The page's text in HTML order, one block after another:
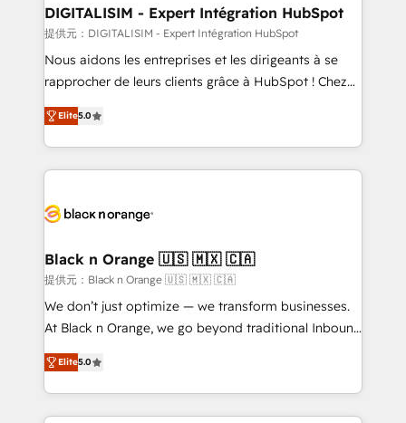
dedicated to HubSpot and with an experienced
team (50+), we work with reputable companies in
B2B sectors such as manufacturing, SaaS and
business services. We prepare a customized
impact of your digital transformation, including a
detailed financial rationale with a focus on ROI and
embark on a transformational journey that sets your
business up for long-term success. Unlock your
business. If not now, when?
DIGITALISIM - Expert Intégration HubSpot
提供元：DIGITALISIM - Expert Intégration HubSpot
Nous aidons les entreprises et les dirigeants à se
rapprocher de leurs clients grâce à HubSpot ! Chez
DIGITALISIM, nous avons l'intime conviction que la
réussite des entreprises passe par l’innovation web,
le marketing digital, et la relation client ! C'est
pourquoi, nos experts sont à la fois capables de
référencement, votre stratégie digitale et le pilotage
projet HubSpot avec DIGITALISIM : 🧽 Nettoyage,
migration et intégration des bases de données. 🚀
Développement des interfaces avec vos logiciels
métiers ⚙️ Configuration de la plateforme HubSpot
Book Process & Guidelines utilisateurs 🎓
Formations des utilisateurs
Elite5.0
Black n Orange 🇺🇸 🇲🇽 🇨🇦
提供元：Black n Orange 🇺🇸 🇲🇽 🇨🇦
We don’t just optimize — we transform businesses.
At Black n Orange, we go beyond traditional Inbound
Marketing with our exclusive methodologies:
BOOMS and BOOST. Together, they form a powerful
combination that has driven success for over 800
businesses worldwide. As Elite HubSpot Partners, we
Elite5.0